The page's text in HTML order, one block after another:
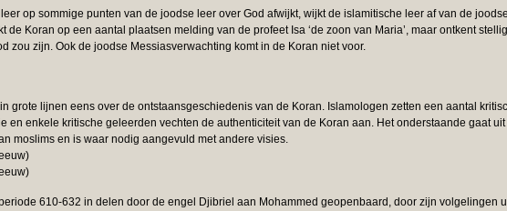
op sommige punten van de joodse leer over God afwijkt, wijkt de islamitische leer af van de
de Koran op een aantal plaatsen melding van de profeet Isa ‘de zoon van Maria’, maar ontkent stellig
zou zijn. Ook de joodse Messiasverwachting komt in de Koran niet voor.
grote lijnen eens over de ontstaansgeschiedenis van de Koran. Islamologen zetten een aantal
en enkele kritische geleerden vechten de authenticiteit van de Koran aan. Het onderstaande gaat uit
moslims en is waar nodig aangevuld met andere visies.
610-632 in delen door de engel Djibriel aan Mohammed geopenbaard, door zijn volgelingen